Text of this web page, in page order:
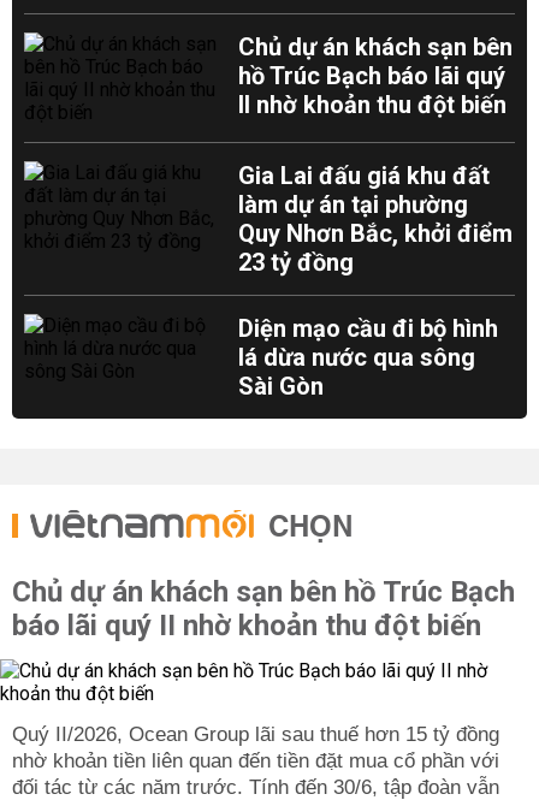
Chủ dự án khách sạn bên
hồ Trúc Bạch báo lãi quý
II nhờ khoản thu đột biến
Gia Lai đấu giá khu đất
làm dự án tại phường
Quy Nhơn Bắc, khởi điểm
23 tỷ đồng
Diện mạo cầu đi bộ hình
lá dừa nước qua sông
Sài Gòn
CHỌN
Chủ dự án khách sạn bên hồ Trúc Bạch
báo lãi quý II nhờ khoản thu đột biến
Quý II/2026, Ocean Group lãi sau thuế hơn 15 tỷ đồng
nhờ khoản tiền liên quan đến tiền đặt mua cổ phần với
đối tác từ các năm trước. Tính đến 30/6, tập đoàn vẫn